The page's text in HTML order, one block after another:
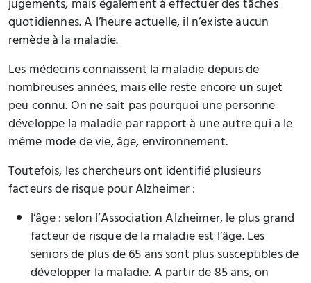
jugements, mais également à effectuer des tâches
quotidiennes. A l’heure actuelle, il n’existe aucun
remède à la maladie.
Les médecins connaissent la maladie depuis de
nombreuses années, mais elle reste encore un sujet
peu connu. On ne sait pas pourquoi une personne
développe la maladie par rapport à une autre qui a le
même mode de vie, âge, environnement.
Toutefois, les chercheurs ont identifié plusieurs
facteurs de risque pour Alzheimer :
l’âge : selon l’Association Alzheimer, le plus grand
facteur de risque de la maladie est l’âge. Les
seniors de plus de 65 ans sont plus susceptibles de
développer la maladie. A partir de 85 ans, on